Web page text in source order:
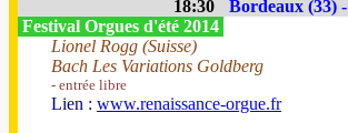
18:30 Bordeaux (33) -
Festival Orgues d'été 2014
Lionel Rogg (Suisse)
Bach Les Variations Goldberg
- entrée libre
Lien : www.renaissance-orgue.fr